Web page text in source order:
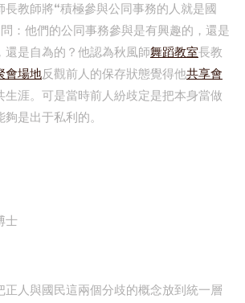
教師將“積極參與公同事務的人就是國
：他們的公同事務參與是有興趣的，還是
還是自為的？他認為秋風師舞蹈教室長教
會場地反觀前人的保存狀態覺得他共享會
生涯。可是當時前人紛歧定是把本身當做
是出于私利的。
士
正人與國民這兩個分歧的概念放到統一層